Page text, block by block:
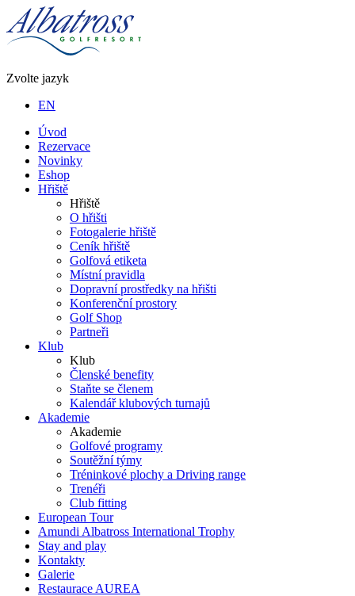
Zvolte jazyk
EN
Úvod
Rezervace
Novinky
Eshop
Hřiště
Hřiště
O hřišti
Fotogalerie hřiště
Ceník hřiště
Golfová etiketa
Místní pravidla
Dopravní prostředky na hřišti
Konferenční prostory
Golf Shop
Partneři
Klub
Klub
Členské benefity
Staňte se členem
Kalendář klubových turnajů
Akademie
Akademie
Golfové programy
Soutěžní týmy
Tréninkové plochy a Driving range
Trenéři
Club fitting
European Tour
Amundi Albatross International Trophy
Stay and play
Kontakty
Galerie
Restaurace AUREA